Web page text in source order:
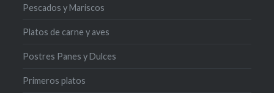
Pescados y Mariscos
Platos de carne y aves
Postres Panes y Dulces
Primeros platos